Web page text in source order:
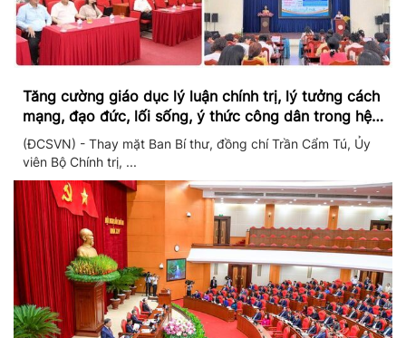
Tăng cường giáo dục lý luận chính trị, lý tưởng cách
mạng, đạo đức, lối sống, ý thức công dân trong hệ
thống giáo dục quốc dân
(ĐCSVN) - Thay mặt Ban Bí thư, đồng chí Trần Cẩm Tú, Ủy
viên Bộ Chính trị, ...